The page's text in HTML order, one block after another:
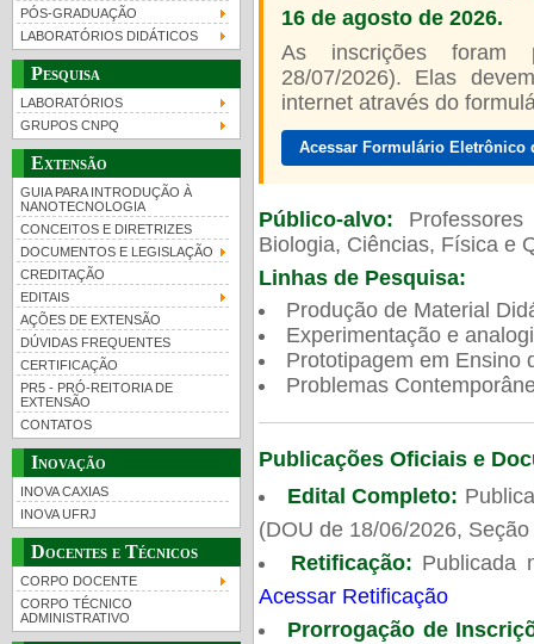
PÓS-GRADUAÇÃO
LABORATÓRIOS DIDÁTICOS
Pesquisa
LABORATÓRIOS
GRUPOS CNPQ
Extensão
GUIA PARA INTRODUÇÃO À
NANOTECNOLOGIA
CONCEITOS E DIRETRIZES
DOCUMENTOS E LEGISLAÇÃO
CREDITAÇÃO
EDITAIS
AÇÕES DE EXTENSÃO
DÚVIDAS FREQUENTES
CERTIFICAÇÃO
PR5 - PRÓ-REITORIA DE
EXTENSÃO
CONTATOS
Inovação
INOVA CAXIAS
INOVA UFRJ
Docentes e Técnicos
CORPO DOCENTE
CORPO TÉCNICO
ADMINISTRATIVO
16 de agosto de 2026.
As inscrições foram
28/07/2026). Elas
internet através do
Acessar Formulário
Público-alvo:
Biologia, Ciências, Física e
Linhas de Pesquisa:
Produção de Material
Experimentação e
Prototipagem em Ensino
Problemas
Publicações Oficiais e
Edital Completo:
(DOU de 18/06/2026,
Retificação: Publicada
Acessar Retificação
Prorrogação de